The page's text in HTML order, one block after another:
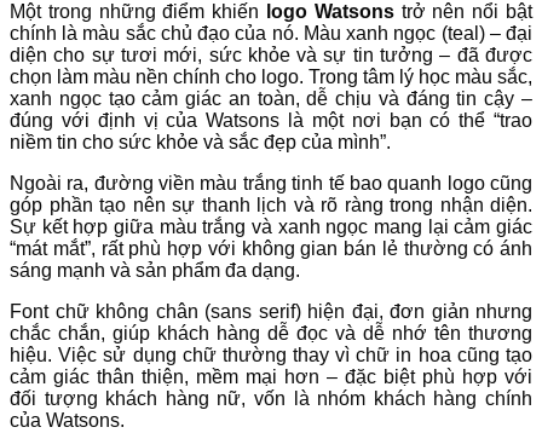
Một trong những điểm khiến logo Watsonstrở nên nổi bật
chính là màu sắc chủ đạo của nó. Màu xanh ngọc (teal) – đại
diện cho sự tươi mới, sức khỏe và sự tin tưởng – đã được
chọn làm màu nền chính cho logo. Trong tâm lý học màu sắc,
xanh ngọc tạo cảm giác an toàn, dễ chịu và đáng tin cậy –
đúng với định vị của Watsons là một nơi bạn có thể “trao
niềm tin cho sức khỏe và sắc đẹp của mình”.
Ngoài ra, đường viền màu trắng tinh tế bao quanh logo cũng
góp phần tạo nên sự thanh lịch và rõ ràng trong nhận diện.
Sự kết hợp giữa màu trắng và xanh ngọc mang lại cảm giác
“mát mắt”, rất phù hợp với không gian bán lẻ thường có ánh
sáng mạnh và sản phẩm đa dạng.
Font chữ không chân (sans serif) hiện đại, đơn giản nhưng
chắc chắn, giúp khách hàng dễ đọc và dễ nhớ tên thương
hiệu. Việc sử dụng chữ thường thay vì chữ in hoa cũng tạo
cảm giác thân thiện, mềm mại hơn – đặc biệt phù hợp với
đối tượng khách hàng nữ, vốn là nhóm khách hàng chính
của Watsons.